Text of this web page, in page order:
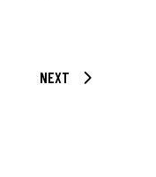
NEXT